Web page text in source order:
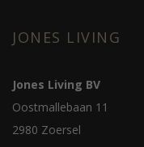
JONES LIVING
Jones Living BV
Oostmallebaan 11
2980 Zoersel